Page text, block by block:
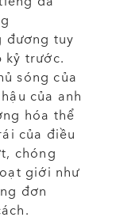
đương tuy
kỷ trước.
sóng của
của anh
hóa thể
của điều
chóng
giới như
đơn